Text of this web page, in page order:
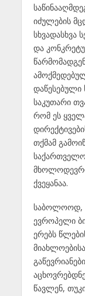
იძულების
სხვადასხვა
და
დაწესებული
საკუთარი
რომ ეს
თქმამ
ქვეყანაა.
საბოლოოდ,
ევროპელი
ერებს
წავლენ,